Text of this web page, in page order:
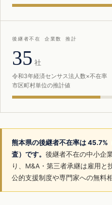
後継者不在 企業数 推計
35 社
令和3年経済センサス法人数×不在率
市区町村単位の推計値
熊本県の後継者不在率は
査）です。 後継者不在の中小企
り、M&A・第三者承継は雇用と
公的支援制度や専門家への無料